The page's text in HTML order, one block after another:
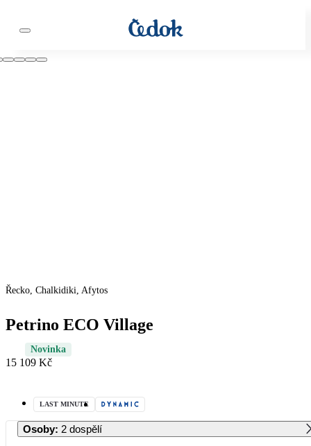
Řecko, Chalkidiki, Afytos
Petrino ECO Village
Novinka
15 109 Kč
LAST MINUTE
Osoby: 2 dospělí